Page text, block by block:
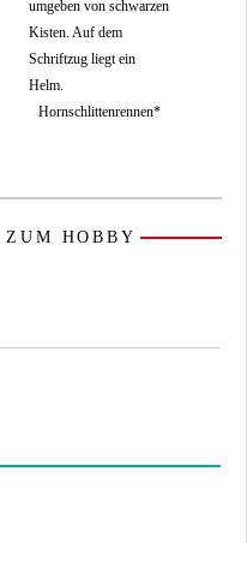
Hornschlittenrennen*
HOBBY